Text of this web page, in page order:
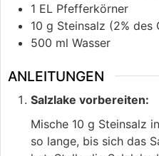
1 EL Pfefferkörner
10 g Steinsalz (2% des
500 ml Wasser
ANLEITUNGEN
Salzlake vorbereiten:
Mische 10 g Steinsalz
so lange, bis sich das